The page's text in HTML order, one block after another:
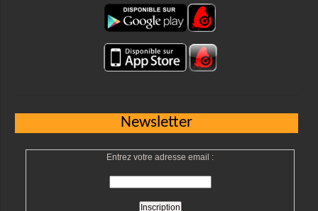
Newsletter
Entrez votre adresse email :